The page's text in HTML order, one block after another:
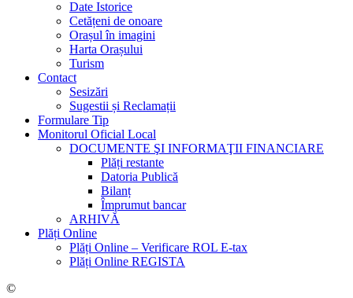
Date Istorice
Cetățeni de onoare
Orașul în imagini
Harta Orașului
Turism
Contact
Sesizări
Sugestii și Reclamații
Formulare Tip
Monitorul Oficial Local
DOCUMENTE ŞI INFORMAŢII FINANCIARE
Plăți restante
Datoria Publică
Bilanț
Împrumut bancar
ARHIVĂ
Plăți Online
Plăți Online – Verificare ROL E-tax
Plăți Online REGISTA
©